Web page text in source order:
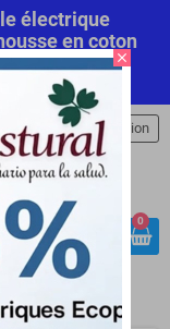
électrique
en coton
Commandez
search
0
person Connexion
close